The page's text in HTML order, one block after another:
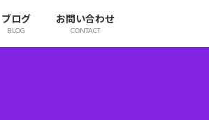
ブログ
BLOG
お問い合わせ
CONTACT